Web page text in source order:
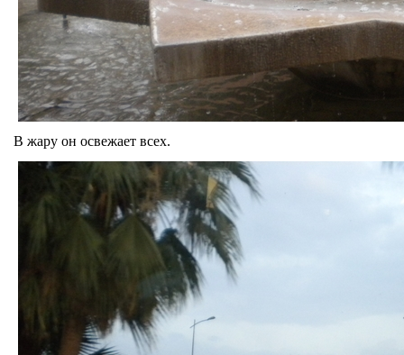
В жару он освежает всех.